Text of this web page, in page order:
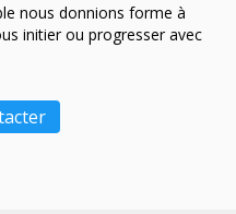
nous donnions forme à
initier ou progresser avec